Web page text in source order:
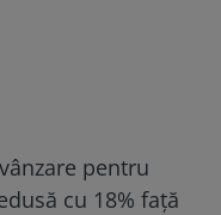
pentru
cu 18% față